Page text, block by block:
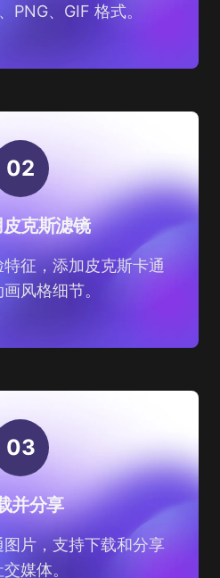
PNG、GIF 格式。
02
克斯滤镜
征，添加皮克斯卡通
风格细节。
03
并分享
片，支持下载和分享
媒体。